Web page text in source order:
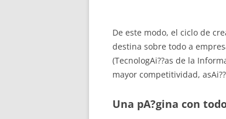
De este modo, el ciclo de
destina sobre todo a
(TecnologAi??as de la
mayor competitividad,
Una pA?gina con